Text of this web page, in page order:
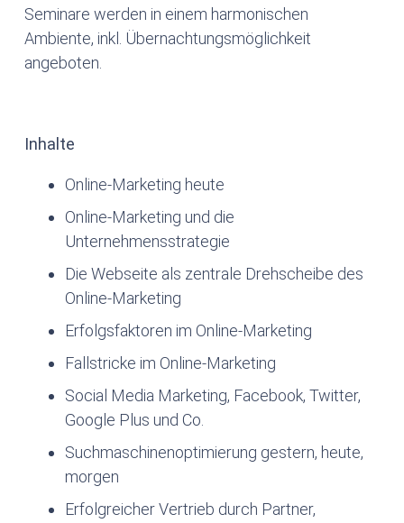
Seminare werden in einem harmonischen
Ambiente, inkl. Übernachtungsmöglichkeit
angeboten.
Inhalte
Online-Marketing heute
Online-Marketing und die
Unternehmensstrategie
Die Webseite als zentrale Drehscheibe des
Online-Marketing
Erfolgsfaktoren im Online-Marketing
Fallstricke im Online-Marketing
Social Media Marketing, Facebook, Twitter,
Google Plus und Co.
Suchmaschinenoptimierung gestern, heute,
morgen
Erfolgreicher Vertrieb durch Partner,